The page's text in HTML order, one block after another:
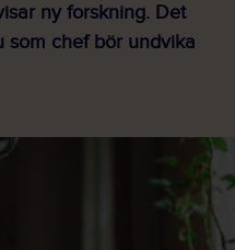
ny forskning. Det
som chef bör undvika